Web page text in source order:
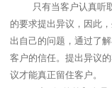
只有当客户认真听
的要求提出异议，因此
出自己的问题，通过了
客户的信任。提出异议
议才能真正留住客户。